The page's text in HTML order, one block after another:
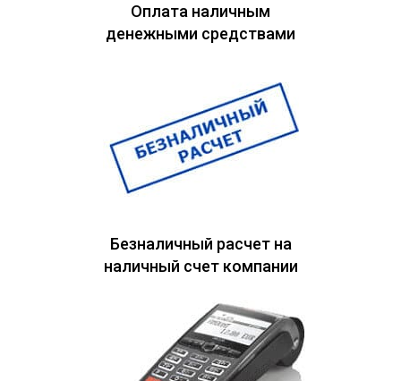
Оплата наличным
денежными средствами
Безналичный расчет на
наличный счет компании